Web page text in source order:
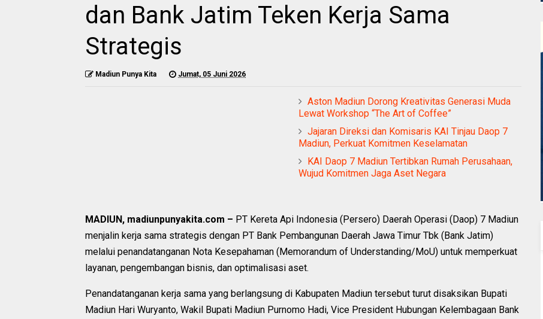
dan Bank Jatim Teken Kerja Sama
Strategis
Madiun Punya Kita Jumat, 05 Juni 2026
Aston Madiun Dorong Kreativitas Generasi Muda
Lewat Workshop “The Art of Coffee”
Jajaran Direksi dan Komisaris KAI Tinjau Daop 7
Madiun, Perkuat Komitmen Keselamatan
KAI Daop 7 Madiun Tertibkan Rumah Perusahaan,
Wujud Komitmen Jaga Aset Negara
MADIUN, madiunpunyakita.com – PT Kereta Api Indonesia (Persero) Daerah Operasi (Daop) 7 Madiun
menjalin kerja sama strategis dengan PT Bank Pembangunan Daerah Jawa Timur Tbk (Bank Jatim)
melalui penandatanganan Nota Kesepahaman (Memorandum of Understanding/MoU) untuk memperkuat
layanan, pengembangan bisnis, dan optimalisasi aset.
Penandatanganan kerja sama yang berlangsung di Kabupaten Madiun tersebut turut disaksikan Bupati
Madiun Hari Wuryanto, Wakil Bupati Madiun Purnomo Hadi, Vice President Hubungan Kelembagaan Bank